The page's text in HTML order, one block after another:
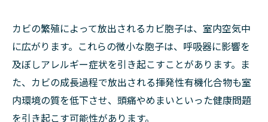
カビの繁殖によって放出されるカビ胞子は、室内空気中
に広がります。これらの微小な胞子は、呼吸器に影響を
及ぼしアレルギー症状を引き起こすことがあります。ま
た、カビの成長過程で放出される揮発性有機化合物も室
内環境の質を低下させ、頭痛やめまいといった健康問題
を引き起こす可能性があります。